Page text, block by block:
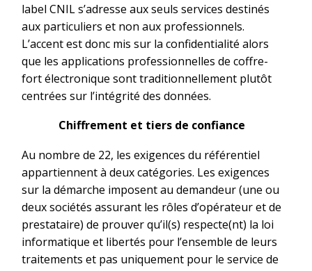
label CNIL s’adresse aux seuls services destinés
aux particuliers et non aux professionnels.
L’accent est donc mis sur la confidentialité alors
que les applications professionnelles de coffre-
fort électronique sont traditionnellement plutôt
centrées sur l’intégrité des données.
Chiffrement et tiers de confiance
Au nombre de 22, les exigences du référentiel
appartiennent à deux catégories. Les exigences
sur la démarche imposent au demandeur (une ou
deux sociétés assurant les rôles d’opérateur et de
prestataire) de prouver qu’il(s) respecte(nt) la loi
informatique et libertés pour l’ensemble de leurs
traitements et pas uniquement pour le service de